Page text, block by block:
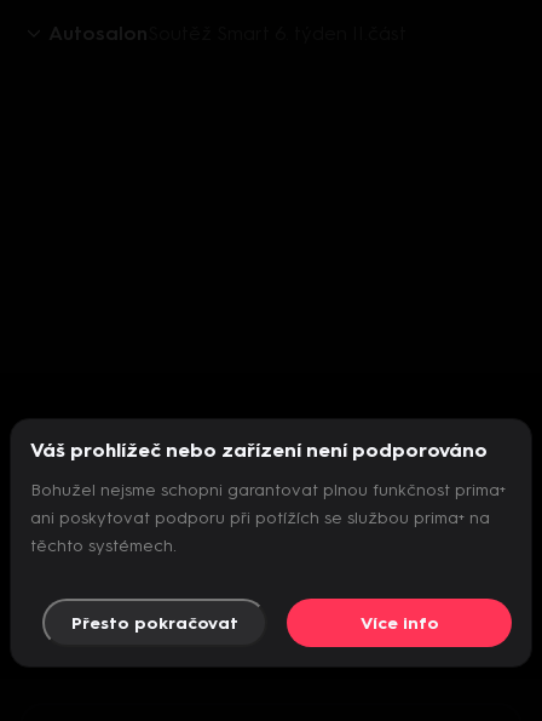
Autosalon
Nepodařilo se inicializovat přehrávač
Váš prohlížeč nebo zařízení není podporováno
Bohužel nejsme schopni garantovat plnou funkčnost prima+
ani poskytovat podporu při potížích se službou prima+ na
těchto systémech.
Přesto pokračovat Více info